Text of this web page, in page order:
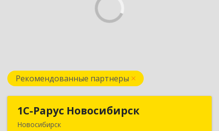
Рекомендованные партнеры
1С-Рарус Новосибирск
Новосибирск
1С-Рарус Новосибирск